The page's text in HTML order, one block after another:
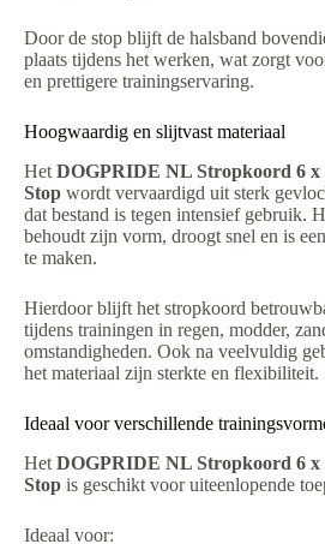
Door de stop blijft de halsband
plaats tijdens het werken, wat zorgt
en prettigere trainingservaring.
Hoogwaardig en slijtvast materiaal
Het DOGPRIDE NL Stropkoord 6 x
Stop wordt vervaardigd uit sterk
dat bestand is tegen intensief gebruik.
behoudt zijn vorm, droogt snel en is
te maken.
Hierdoor blijft het stropkoord
tijdens trainingen in regen, modder,
omstandigheden. Ook na veelvuldig
het materiaal zijn sterkte en flexibiliteit.
Ideaal voor verschillende
Het DOGPRIDE NL Stropkoord 6 x
Stop is geschikt voor uiteenlopende
Ideaal voor: